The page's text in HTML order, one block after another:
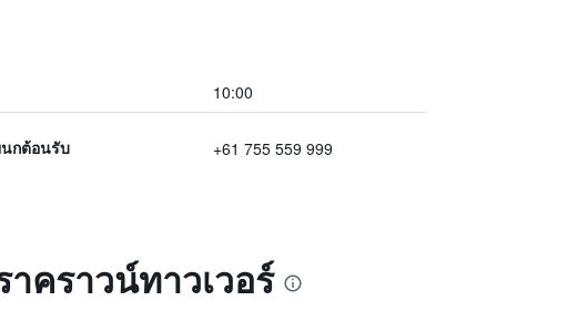
10:00
กต้อนรับ +61 755 559 999
คราวน์ทาวเวอร์